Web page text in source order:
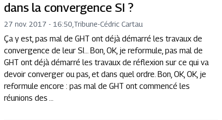
dans la convergence SI ?
27 nov. 2017 - 16:50 Tribune-Cédric Cartau
Ça y est, pas mal de GHT ont déjà démarré les travaux de
convergence de leur SI… Bon, OK, je reformule, pas mal de
GHT ont déjà démarré les travaux de réflexion sur ce qui va
devoir converger ou pas, et dans quel ordre. Bon, OK, OK, je
reformule encore : pas mal de GHT ont commencé les
réunions des ...